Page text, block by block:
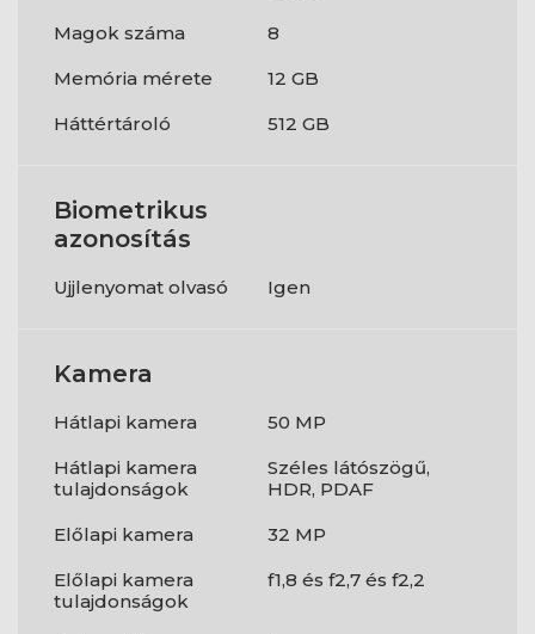
Magok száma
8
Memória mérete
12 GB
Háttértároló
512 GB
Biometrikus
azonosítás
Ujjlenyomat olvasó Igen
Kamera
Hátlapi kamera
50 MP
Hátlapi kamera
tulajdonságok
Széles látószögű,
HDR, PDAF
Előlapi kamera
32 MP
Előlapi kamera
tulajdonságok
f1,8 és f2,7 és f2,2